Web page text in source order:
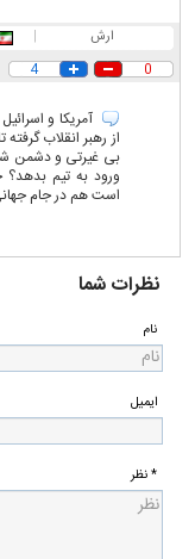
ارش |
0
4
آمریکا و
از رهبر انقلاب
بی غیرتی و دشمن
ورود به تیم بدهد؟
است هم در جام
نظرات شما
نام
ایمیل
* نظر